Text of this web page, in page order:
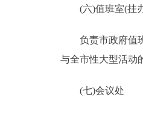
(六)值班室(挂
负责市政府值班
与全市性大型活动
(七)会议处